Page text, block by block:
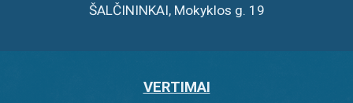
ŠALČININKAI, Mokyklos g. 19
VERTIMAI